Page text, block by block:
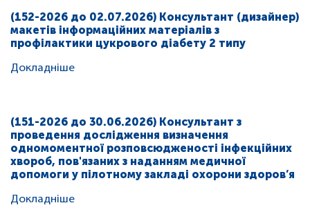
(152-2026 до 02.07.2026) Консультант (дизайнер)
макетів інформаційних матеріалів з
профілактики цукрового діабету 2 типу
Докладніше
(151-2026 до 30.06.2026) Консультант з
проведення дослідження визначення
одномоментної розповсюдженості інфекційних
хвороб, пов'язаних з наданням медичної
допомоги у пілотному закладі охорони здоров’я
Докладніше